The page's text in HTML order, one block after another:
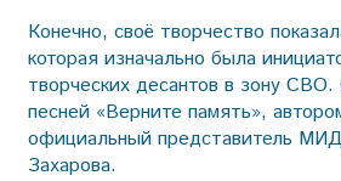
Конечно, своё творчество
которая изначально была
творческих десантов в зону
песней «Верните память»,
официальный представитель
Захарова.